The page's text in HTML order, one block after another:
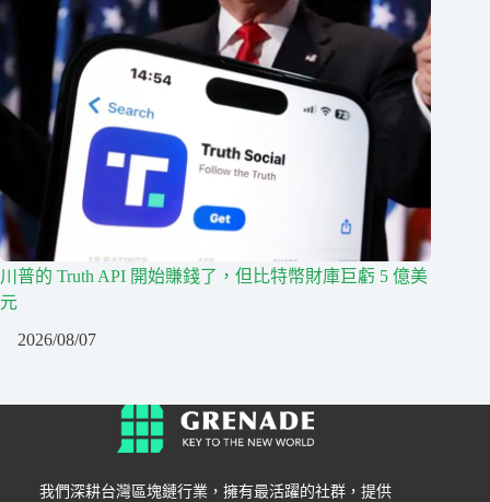
川普的 Truth API 開始賺錢了，但比特幣財庫巨虧 5 億美
元
2026/08/07
我們深耕台灣區塊鏈行業，擁有最活躍的社群，提供